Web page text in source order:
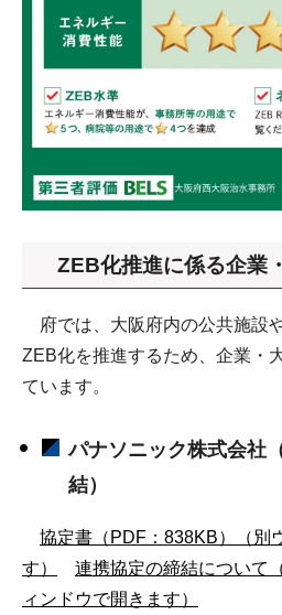
ZEB化推進に係る企業
府では、大阪府内の公共施設
ZEB化を推進するため、企業・
ています。
パナソニック株式会社
結）
協定書（PDF：838KB）（別
す）
連携協定の締結について
ィンドウで開きます）